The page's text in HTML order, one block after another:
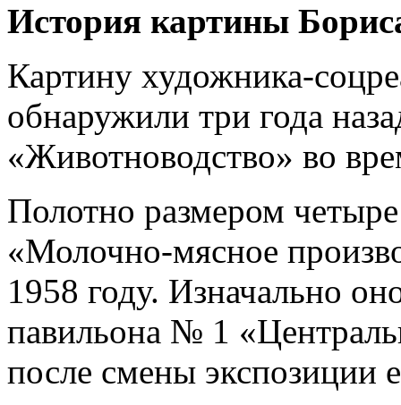
История картины
Картину художника-
обнаружили три года
«Животноводство» во
Полотно размером
«Молочно-мясное
1958 году. Изначально
павильона № 1
после смены экспозиции